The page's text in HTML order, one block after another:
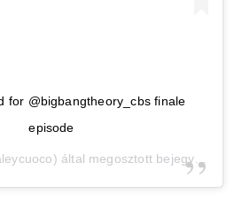
for @bigbangtheory_cbs finale
episode
által megosztott bejegyzés,